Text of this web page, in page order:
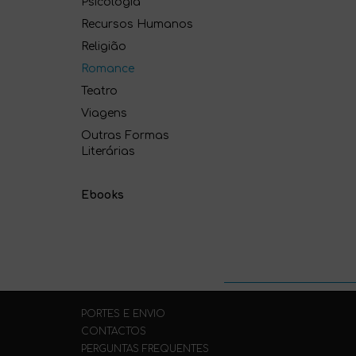
Recursos Humanos
Religião
Romance
Teatro
Viagens
Outras Formas
Literárias
Ebooks
PORTES E ENVIO
CONTACTOS
PERGUNTAS FREQUENTES